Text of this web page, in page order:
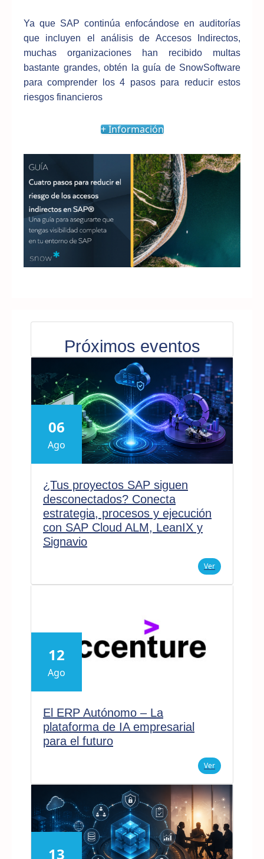
Ya que SAP continúa enfocándose en auditorías
que incluyen el análisis de Accesos Indirectos,
muchas organizaciones han recibido multas
bastante grandes, obtén la guía de SnowSoftware
para comprender los 4 pasos para reducir estos
riesgos financieros
+ Información
Próximos eventos
06
Ago
¿Tus proyectos SAP siguen
desconectados? Conecta
estrategia, procesos y ejecución
con SAP Cloud ALM, LeanIX y
Signavio
Ver
12
Ago
El ERP Autónomo – La
plataforma de IA empresarial
para el futuro
Ver
13